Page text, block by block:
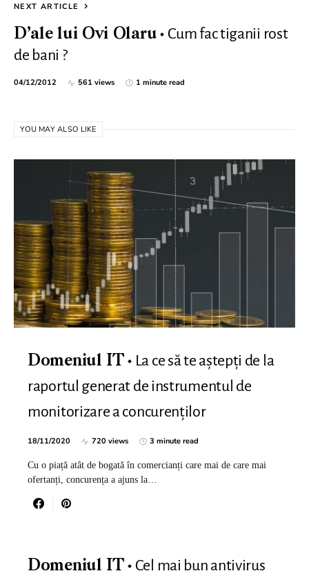
NEXT ARTICLE
D’ale lui Ovi Olaru
Cum fac tiganii rost
de bani ?
04/12/2012 561 views 1 minute read
YOU MAY ALSO LIKE
Domeniul IT
La ce să te aștepți de la
raportul generat de instrumentul de
monitorizare a concurenților
18/11/2020 720 views 3 minute read
Cu o piață atât de bogată în comercianți care mai de care mai
ofertanți, concurența a ajuns la…
Domeniul IT
Cel mai bun antivirus